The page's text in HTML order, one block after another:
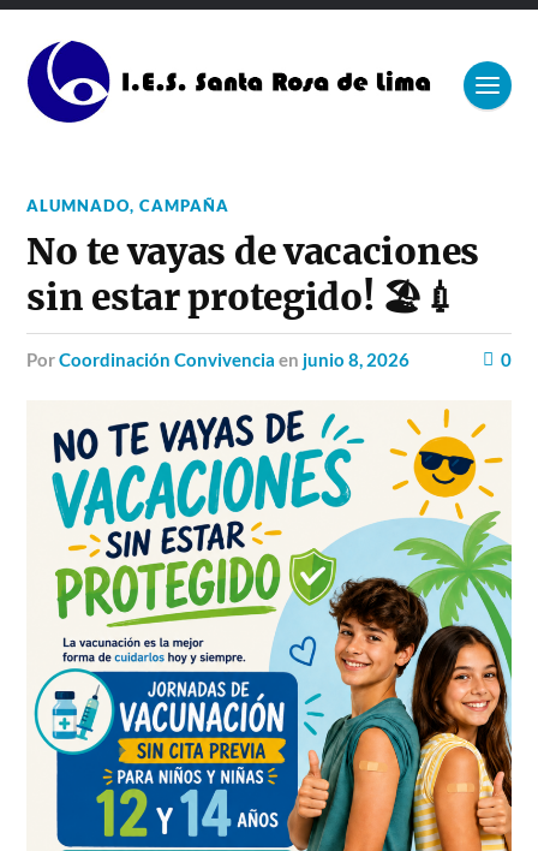
ALUMNADO,CAMPAÑA
No te vayas de vacaciones
sin estar protegido! 🏖️💉
porCoordinación Convivencia en junio 8, 2026 0